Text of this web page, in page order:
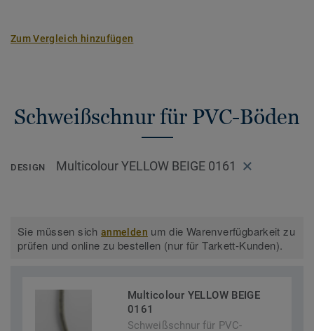
Zum Vergleich hinzufügen
Schweißschnur für PVC-Böden
DESIGN Multicolour YELLOW BEIGE 0161
Sie müssen sichanmelden um die Warenverfügbarkeit zu
prüfen und online zu bestellen (nur für Tarkett-Kunden).
Multicolour YELLOW BEIGE
0161
Schweißschnur für PVC-